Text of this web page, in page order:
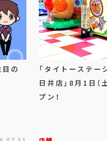
の
「タイトーステー
日井店」8月1日（
プン！